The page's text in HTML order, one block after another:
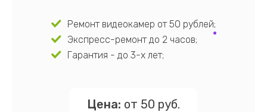
Ремонт видеокамер от 50 рублей;
Экспресс-ремонт до 2 часов;
Гарантия - до 3-х лет;
Цена: от 50 руб.